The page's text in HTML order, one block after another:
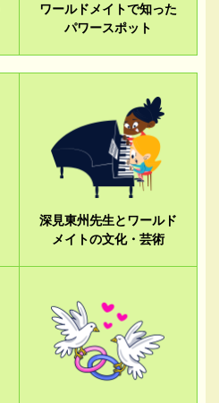
ワールドメイトで知った
パワースポット
深見東州先生とワールド
メイトの文化・芸術